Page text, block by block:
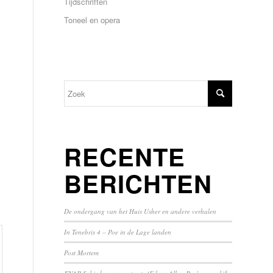
Toneel en opera
RECENTE
BERICHTEN
De ondergang van het Huis Usher en andere verhalen
In Tenebris 4 – Poe in de Lage landen
Post Mortem